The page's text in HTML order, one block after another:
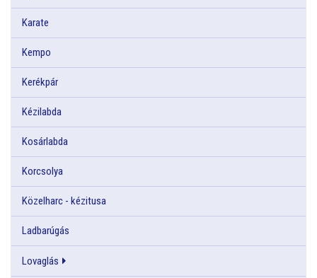
Karate
Kempo
Kerékpár
Kézilabda
Kosárlabda
Korcsolya
Közelharc - kézitusa
Ladbarúgás
Lovaglás